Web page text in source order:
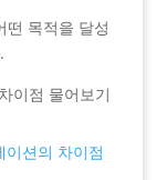
떤 목적을 달성